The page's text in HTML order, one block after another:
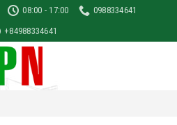
08:00 - 17:00
0988334641
+84988334641